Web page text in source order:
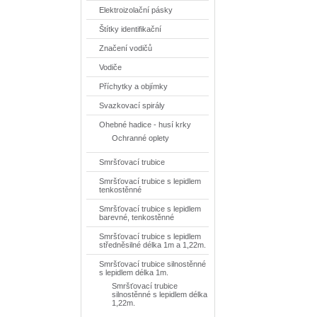
Elektroizolační pásky
Štítky identifikační
Značení vodičů
Vodiče
Příchytky a objímky
Svazkovací spirály
Ohebné hadice - husí krky
Ochranné oplety
Smršťovací trubice
Smršťovací trubice s lepidlem
tenkostěnné
Smršťovací trubice s lepidlem
barevné, tenkostěnné
Smršťovací trubice s lepidlem
středněsilné délka 1m a 1,22m.
Smršťovací trubice silnostěnné
s lepidlem délka 1m.
Smršťovací trubice
silnostěnné s lepidlem délka
1,22m.